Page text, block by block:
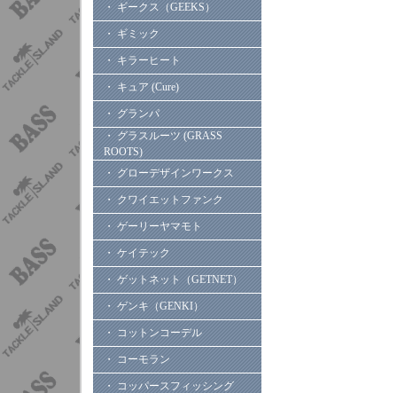
・ ギークス（GEEKS）
・ ギミック
・ キラーヒート
・ キュア (Cure)
・ グランパ
・ グラスルーツ (GRASS
ROOTS)
・ グローデザインワークス
・ クワイエットファンク
・ ゲーリーヤマモト
・ ケイテック
・ ゲットネット（GETNET）
・ ゲンキ（GENKI）
・ コットンコーデル
・ コーモラン
・ コッパースフィッシング